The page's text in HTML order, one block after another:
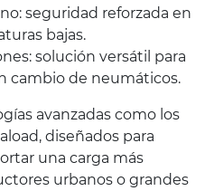
seguridad reforzada en
bajas.
solución versátil para
cambio de neumáticos.
avanzadas como los
diseñados para
una carga más
urbanos o grandes